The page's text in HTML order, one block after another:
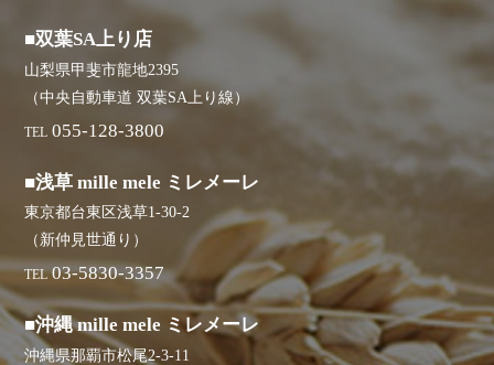
■双葉SA上り店
山梨県甲斐市龍地2395
（中央自動車道 双葉SA上り線）
TEL 055-128-3800
■浅草 mille mele ミレメーレ
東京都台東区浅草1-30-2
（新仲見世通り）
TEL 03-5830-3357
■沖縄 mille mele ミレメーレ
沖縄県那覇市松尾2-3-11